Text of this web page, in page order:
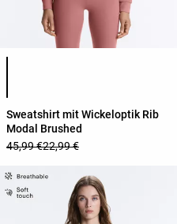
Produktfarbliste
Sweatshirt mit Wickeloptik Rib
Modal Brushed
45,99 €22,99 €